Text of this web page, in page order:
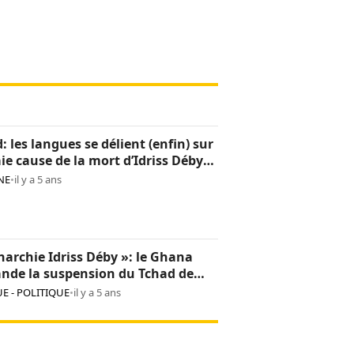
les langues se délient (enfin) sur
cause de la mort d’Idriss Déby
•il y a 5 ans
Idriss Déby »: le Ghana
la suspension du Tchad de
africaine
- POLITIQUE•il y a 5 ans